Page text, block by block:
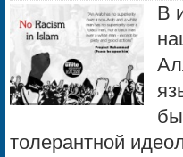
В
толерантной